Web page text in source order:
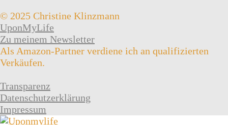
© 2025 Christine Klinzmann
UponMyLife
Zu meinem Newsletter
Als Amazon-Partner verdiene ich an qualifizierten
Verkäufen.
Transparenz
Datenschutzerklärung
Impressum